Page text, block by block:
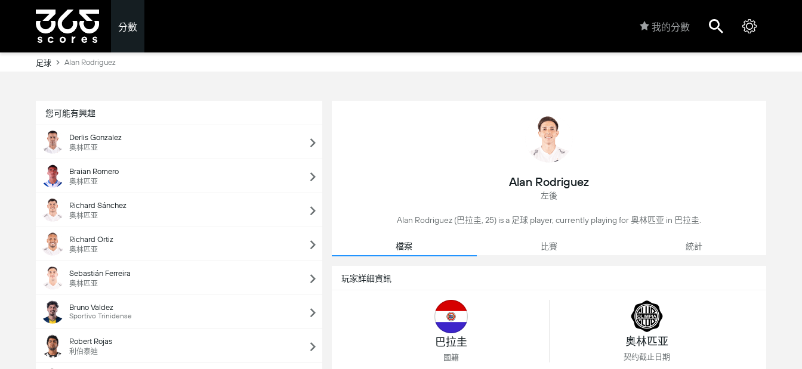
分數 我的分數
足球 Alan Rodriguez
您可能有興趣
Derlis Gonzalez
奥林匹亚
Braian Romero
奥林匹亚
Richard Sánchez
奥林匹亚
Richard Ortiz
奥林匹亚
Sebastián Ferreira
奥林匹亚
Bruno Valdez
Sportivo Trinidense
Robert Rojas
利伯泰迪
Alan Rodriguez
左後
Alan Rodriguez (巴拉圭, 25) is a 足球 player, currently playing for 奥林匹亚 in 巴拉圭.
檔案 比賽 統計
玩家詳細資訊
巴拉圭
國籍
奥林匹亚
契约截止日期